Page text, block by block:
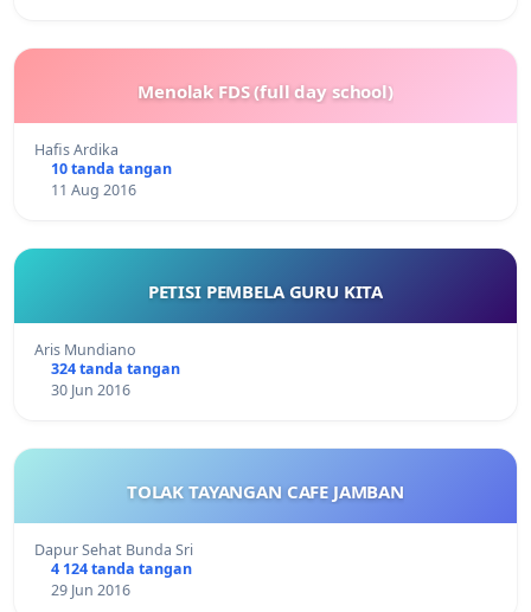
Menolak FDS (full day school)
Hafis Ardika
10 tanda tangan
11 Aug 2016
PETISI PEMBELA GURU KITA
Aris Mundiano
324 tanda tangan
30 Jun 2016
TOLAK TAYANGAN CAFE JAMBAN
Dapur Sehat Bunda Sri
4 124 tanda tangan
29 Jun 2016